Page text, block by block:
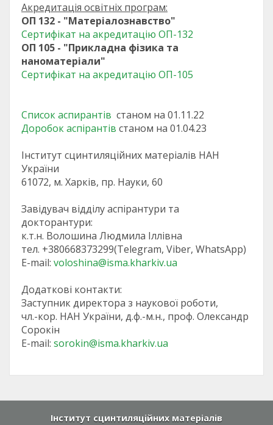
Акредитація освітніх програм:
ОП 132 - "Матеріалознавство"
Сертифікат на акредитацію ОП-132
ОП 105 - "Прикладна фізика та
наноматеріали"
Сертифікат на акредитацію ОП-105
Список аспирантів станом на 01.11.22
Доробок аспірантів станом на 01.04.23
Інститут сцинтиляційних матеріалів НАН
України
61072, м. Харків, пр. Науки, 60
Завідувач відділу аспірантури та
докторантури:
к.т.н. Волошина Людмила Іллівна
тел. +380668373299(Telegram, Viber, WhatsApp)
E-mail: voloshina@isma.kharkiv.ua
Додаткові контакти:
Заступник директора з наукової роботи,
чл.-кор. НАН України, д.ф.-м.н., проф. Олександр
Сорокін
E-mail: sorokin@isma.kharkiv.ua
Інститут сцинтиляційних матеріалів